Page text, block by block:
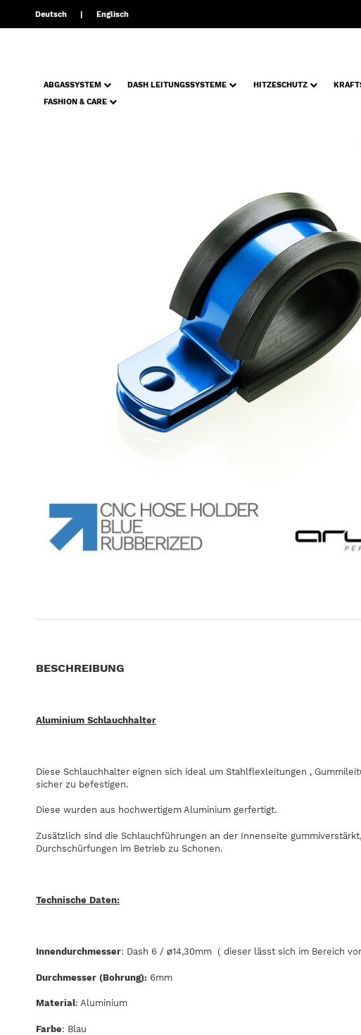
Deutsch Englisch
ABGASSYSTEM DASH LEITUNGSSYSTEME HITZESCHUTZ
FASHION & CARE
BESCHREIBUNG
Aluminium Schlauchhalter
Diese Schlauchhalter eignen sich ideal um Stahlflexleitungen ,
sicher zu befestigen.
Diese wurden aus hochwertigem Aluminium gerfertigt.
Zusätzlich sind die Schlauchführungen an der Innenseite
Durchschürfungen im Betrieb zu Schonen.
Technische Daten:
Innendurchmesser: Dash 6 / Ø14,30mm ( dieser lässt sich im Bereich
Durchmesser (Bohrung): 6mm
Material: Aluminium
Farbe: Blau